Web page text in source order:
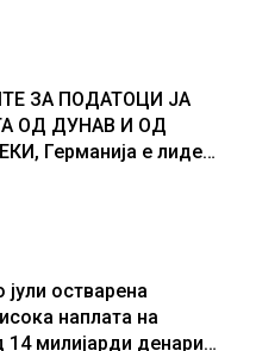
го
настан што го
историјата
ЗА ПОДАТОЦИ ЈА
ОД ДУНАВ И ОД
Германија е лидер
остварена
наплата на
14 милијарди денари